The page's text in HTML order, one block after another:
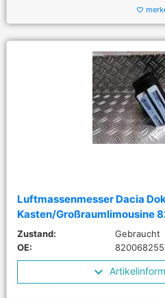
favorite_border
Luftmassenmesser Dacia
Kasten/Großraumlimousine
Zustand:
Gebraucht
OE: